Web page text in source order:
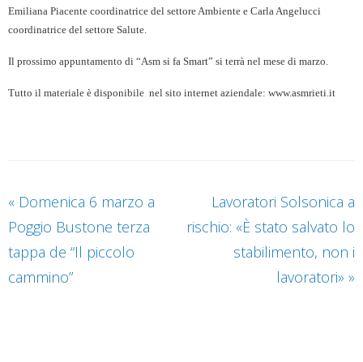
Emiliana Piacente coordinatrice del settore Ambiente e Carla Angelucci
coordinatrice del settore Salute.
Il prossimo appuntamento di “Asm si fa Smart” si terrà nel mese di marzo.
Tutto il materiale è disponibile nel sito internet aziendale: www.asmrieti.it
« Domenica 6 marzo a
Poggio Bustone terza
tappa de “Il piccolo
cammino”
Lavoratori Solsonica a
rischio: «È stato salvato lo
stabilimento, non i
lavoratori» »